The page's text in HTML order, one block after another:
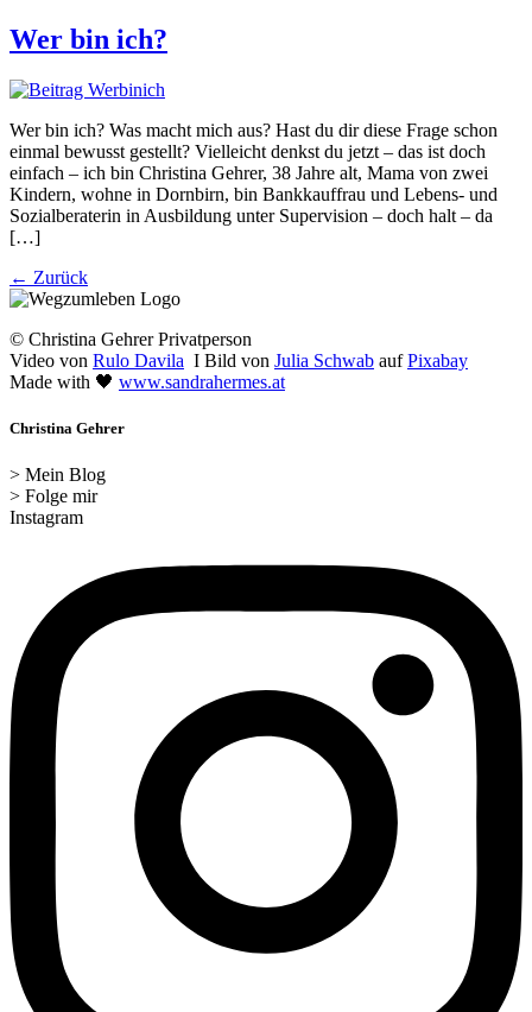
Wer bin ich?
Wer bin ich? Was macht mich aus? Hast du dir diese Frage schon
einmal bewusst gestellt? Vielleicht denkst du jetzt – das ist doch
einfach – ich bin Christina Gehrer, 38 Jahre alt, Mama von zwei
Kindern, wohne in Dornbirn, bin Bankkauffrau und Lebens- und
Sozialberaterin in Ausbildung unter Supervision – doch halt – da
[…]
← Zurück
© Christina Gehrer Privatperson
Video von Rulo Davila I Bild von Julia Schwab aufPixabay
Made with 🖤 www.sandrahermes.at
Christina Gehrer
> Mein Blog
> Folge mir
Instagram